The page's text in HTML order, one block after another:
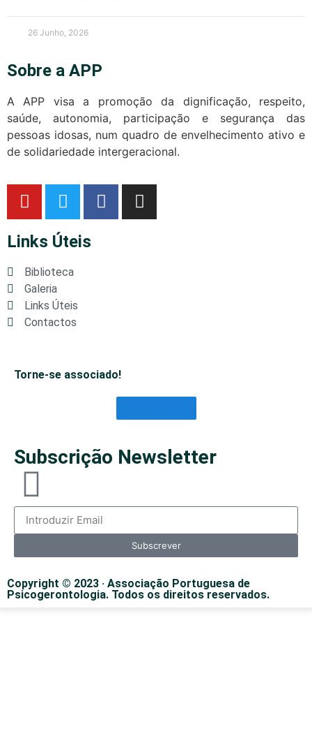
26 Junho, 2026
Sobre a APP
A APP visa a promoção da dignificação, respeito,
saúde, autonomia, participação e segurança das
pessoas idosas, num quadro de envelhecimento ativo e
de solidariedade intergeracional.
Links Úteis
Biblioteca
Galeria
Links Úteis
Contactos
Torne-se associado!
Subscrição Newsletter
Subscrever
Copyright © 2023 · Associação Portuguesa de
Psicogerontologia. Todos os direitos reservados.